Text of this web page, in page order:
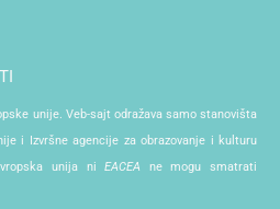
unije. Veb-sajt odražava samo stanovišta
i Izvršne agencije za obrazovanje i kulturu
unija niEACEA ne mogu smatrati